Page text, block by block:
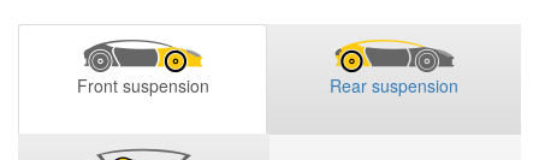
Front suspension Rear suspension